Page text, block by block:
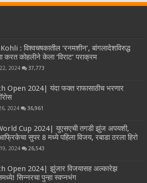
: विश्वचषकातील ‘रनमशीन’, बांगलादेशविरुद्ध
करत कोहलीने केला ‘विराट’ पराक्रम
2024 37,773
Open 2024| यंदा फक्त राफासाठीच भरणार
2024 36,961
Cup 2024| युएसएची तगडी झुंज अपयशी,
सुपर 8 मध्ये पहिला विजय, रबाडा ठरला हिरो
2024 26,543
Open 2024| झुंजार विजयासह अल्कारेझ
सिन्नरचा पुन्हा स्वप्नभंग